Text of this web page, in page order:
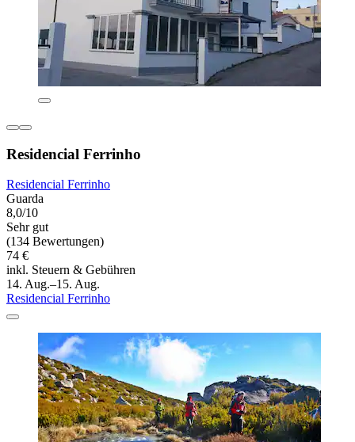
Residencial Ferrinho
Residencial Ferrinho
Guarda
8,0/10
Sehr gut
(134 Bewertungen)
74 €
inkl. Steuern & Gebühren
14. Aug.–15. Aug.
Residencial Ferrinho